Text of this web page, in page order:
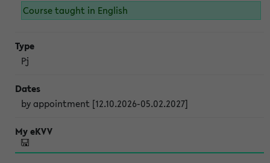
Course taught in English
Pj
by appointment [12.10.2026-05.02.2027]